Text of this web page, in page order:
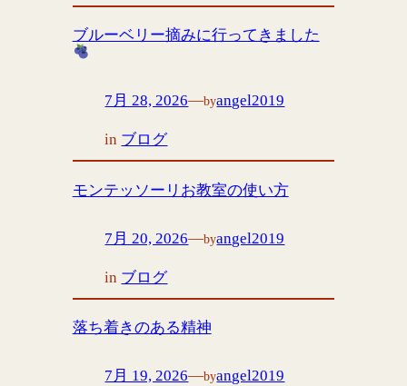
ブルーベリー摘みに行ってきました
7月 28, 2026—byangel2019
in ブログ
モンテッソーリお教室の使い方
7月 20, 2026—byangel2019
in ブログ
落ち着きのある精神
7月 19, 2026—byangel2019